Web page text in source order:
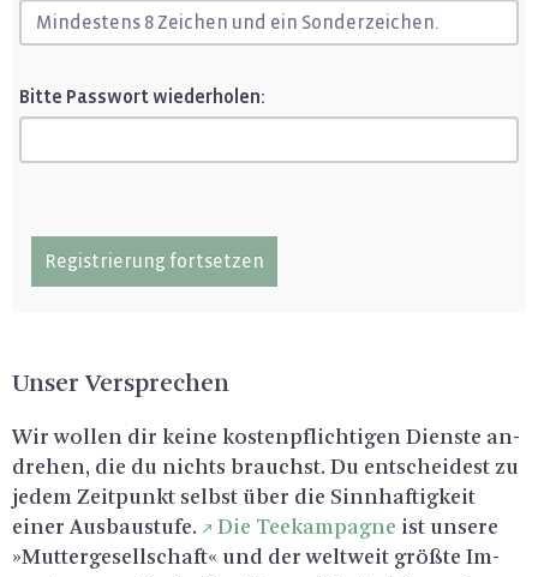
Bitte Passwort wiederholen:
Registrierung fortsetzen
Unser Ver­spre­chen
Wir wol­len dir keine kos­ten­pflich­ti­gen Diens­te an­
dre­hen, die du nichts brauchst. Du ent­schei­dest zu
jedem Zeit­punkt selbst über die Sinn­haf­tig­keit
einer Aus­bau­stu­fe.
Die Tee­kam­pa­gne ist un­se­re
»Mut­ter­ge­sell­schaft« und der welt­weit grö­ß­te Im­